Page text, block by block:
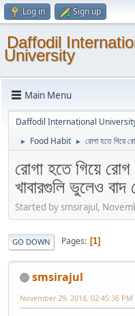
Log in Sign up
Daffodil
University
Main Menu
Daffodil International
► Food Habit ► রোগা হতে গিয়ে
রোগা হতে গিয়ে রোগ
খাবারগুলি ভুলেও বাদ
Started by smsirajul,
GO DOWN Pages 1
smsirajul
November 29, 2018, 02:45:36 PM